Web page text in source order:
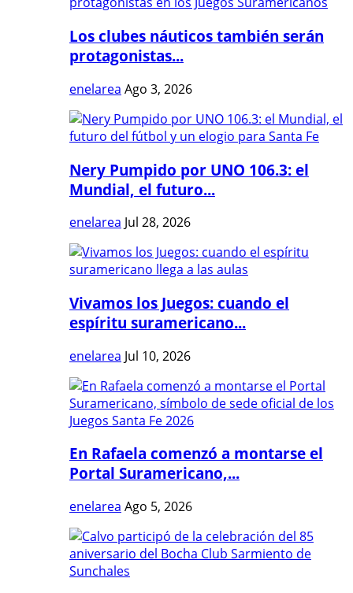
Los clubes náuticos también serán
protagonistas...
enelarea Ago 3, 2026
Nery Pumpido por UNO 106.3: el
Mundial, el futuro...
enelarea Jul 28, 2026
Vivamos los Juegos: cuando el
espíritu suramericano...
enelarea Jul 10, 2026
En Rafaela comenzó a montarse el
Portal Suramericano,...
enelarea Ago 5, 2026